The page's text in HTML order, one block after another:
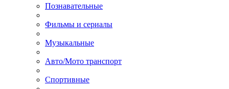
Познавательные
Фильмы и сериалы
Музыкальные
Авто/Мото транспорт
Спортивные